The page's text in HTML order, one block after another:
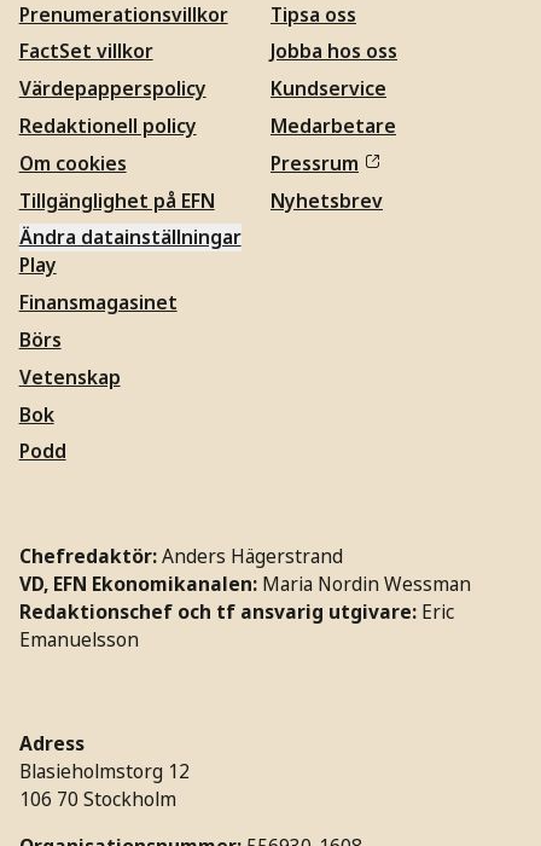
Prenumerationsvillkor
FactSet villkor
Värdepapperspolicy
Redaktionell policy
Om cookies
Tillgänglighet på EFN
Ändra datainställningar
Tipsa oss
Jobba hos oss
Kundservice
Medarbetare
Pressrum
Nyhetsbrev
Play
Finansmagasinet
Börs
Vetenskap
Bok
Podd
Chefredaktör:Anders Hägerstrand
VD, EFN Ekonomikanalen: Maria Nordin Wessman
Redaktionschef och tf ansvarig utgivare: Eric
Emanuelsson
Adress
Blasieholmstorg 12
106 70 Stockholm